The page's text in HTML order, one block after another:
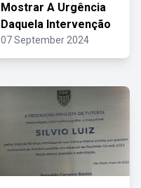
Mostrar A Urgência
Daquela Intervenção
07 September 2024